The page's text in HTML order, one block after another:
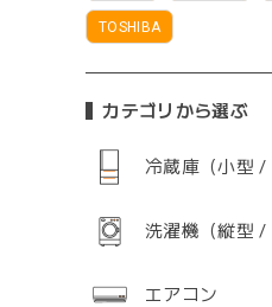
TOSHIBA
カテゴリから選ぶ
冷蔵庫（小型 /
洗濯機（縦型 /
エアコン